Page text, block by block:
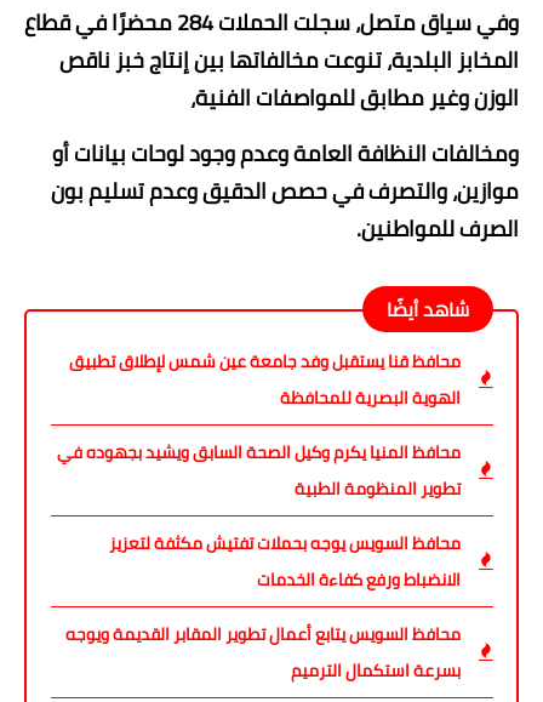
​وفي سياق متصل، سجلت الحملات 284 محضرًا في قطاع
المخابز البلدية، تنوعت مخالفاتها بين ​إنتاج خبز ناقص
الوزن وغير مطابق للمواصفات الفنية،
و​مخالفات النظافة العامة وعدم وجود لوحات بيانات أو
موازين، و​التصرف في حصص الدقيق وعدم تسليم بون
الصرف للمواطنين.
شاهد أيضًا
محافظ قنا يستقبل وفد جامعة عين شمس لإطلاق تطبيق
الهوية البصرية للمحافظة
محافظ المنيا يكرم وكيل الصحة السابق ويشيد بجهوده في
تطوير المنظومة الطبية
محافظ السويس يوجه بحملات تفتيش مكثفة لتعزيز
الانضباط ورفع كفاءة الخدمات
محافظ السويس يتابع أعمال تطوير المقابر القديمة ويوجه
بسرعة استكمال الترميم